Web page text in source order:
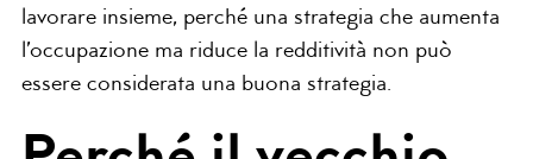
lavorare insieme, perché una strategia che aumenta
l’occupazione ma riduce la redditività non può
essere considerata una buona strategia.